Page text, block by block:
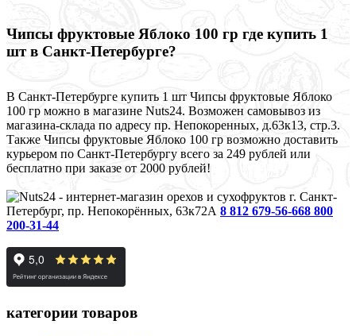
Чипсы фруктовые Яблоко 100 гр где купить 1
шт в Санкт-Петербурге?
В Санкт-Петербурге купить 1 шт Чипсы фруктовые Яблоко
100 гр можно в магазине Nuts24. Возможен самовывоз из
магазина-склада по адресу пр. Непокоренных, д.63к13, стр.3.
Также Чипсы фруктовые Яблоко 100 гр возможно доставить
курьером по Санкт-Петербургу всего за 249 рублей или
бесплатно при заказе от 2000 рублей!
г. Санкт-
Петербург, пр. Непокорённых, 63к72А 8 812 679-56-668 800
200-31-44
категории товаров